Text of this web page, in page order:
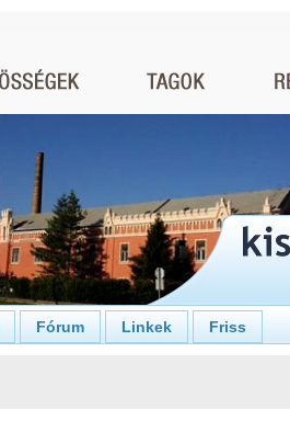
Fórum Linkek Friss